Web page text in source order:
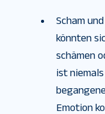
Scham
könnten
schämen
ist
Emotion